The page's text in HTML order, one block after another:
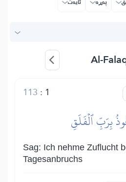
Al-
1
:
113
بِرَبِّ ٱلۡفَلَقِ
Sag: Ich nehme Zuflucht
Tagesanbruchs